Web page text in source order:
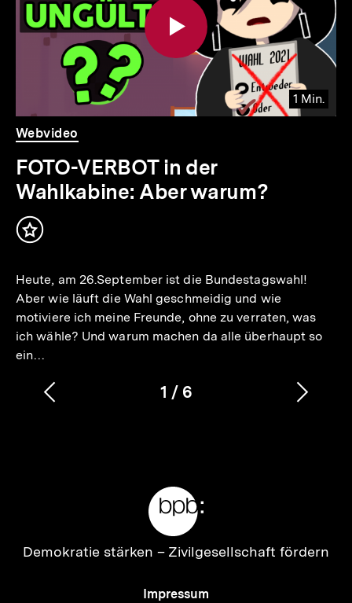
1 Min.
Video
Dauer
1
Min.
Webvideo
FOTO-VERBOT in der
Wahlkabine: Aber warum?
Inhalt
Heute, am 26.September ist die Bundestagswahl!
Aber wie läuft die Wahl geschmeidig und wie
motiviere ich meine Freunde, ohne zu verraten, was
ich wähle? Und warum machen da alle überhaupt so
ein…
Karussellinhalt
1
von
/ 6
Vorherigen
Zur
Demokratie stärken – Zivilgesellschaft fördern
Meta-
Impressum